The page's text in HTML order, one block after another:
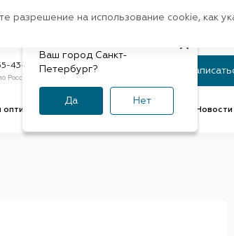
Регион:Санкт-Петербург Быстрая
43-47
России
Статус заказа
Новости
Ваш город Санкт-
Петербург?
Да Нет
разрешение на использование cookie, как